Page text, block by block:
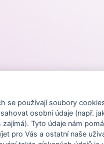
se používají soubory
osobní údaje (např.
Tyto údaje nám
pro Vás a ostatní naše